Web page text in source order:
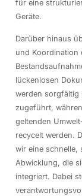
für eine
Geräte.
Darüber hinaus
und Koordination
lückenlosen
werden sorgfältig
zugeführt,
geltenden
recycelt werden.
wir eine schnelle,
Abwicklung, die
integriert. Dabei